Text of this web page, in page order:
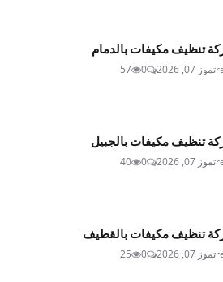
تنظيف مكيفات بالدمام
تموز 07, 2026 0
57
تنظيف مكيفات بالجبيل
تموز 07, 2026 0
40
تنظيف مكيفات بالقطيف
تموز 07, 2026 0
25